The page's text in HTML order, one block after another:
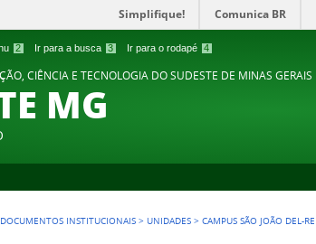
2 Ir para a busca 3 Ir para o rodapé 4
Simplifique! Comunica BR
CIÊNCIA E TECNOLOGIA DO SUDESTE DE MINAS GERAIS
MG
DOCUMENTOS INSTITUCIONAIS > UNIDADES >CAMPUS SÃO JOÃO DEL-REI